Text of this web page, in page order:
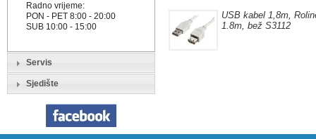
Radno vrijeme:
PON - PET 8:00 - 20:00
SUB 10:00 - 15:00
Servis
Sjedište
USB kabel 1,8m,
1.8m, bež S3112